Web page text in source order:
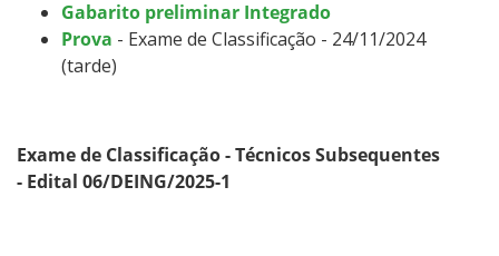
Gabarito preliminar Integrado
Prova - Exame de Classificação - 24/11/2024
(tarde)
Exame de Classificação - Técnicos Subsequentes
- Edital 06/DEING/2025-1